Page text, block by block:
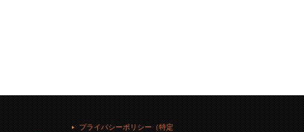
プライバシーポリシー（特定